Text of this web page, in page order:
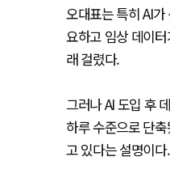
오대표는 특히 AI
요하고 임상 데이
래 걸렸다.
그러나 AI 도입 후
하루 수준으로 단
고 있다는 설명이다.